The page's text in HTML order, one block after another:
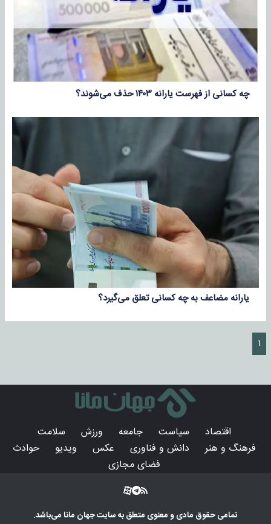
چه کسانی از فهرست یارانه ۱۴۰۳ حذف می‌شوند؟
یارانه مضاعف به چه کسانی تعلق می‌گیرد؟
۱
اقتصاد سیاست جامعه ورزش
سلامت
فرهنگ و هنر
دانش و فناوری عکس ویدیو
حوادث
فضای مجازی
تمامی حقوق مادی و معنوی متعلق به سایتجهان مانامی‌باشد.